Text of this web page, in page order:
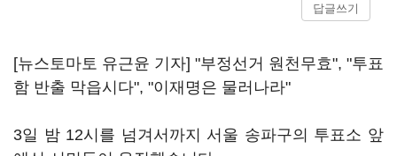
답글쓰기
[뉴스토마토 유근윤 기자] "부정선거 원천무효", "투표
함 반출 막읍시다", "이재명은 물러나라"
3일 밤 12시를 넘겨서까지 서울 송파구의 투표소 앞